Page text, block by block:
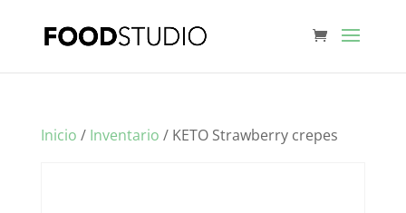
Inicio / Inventario / KETO Strawberry crepes